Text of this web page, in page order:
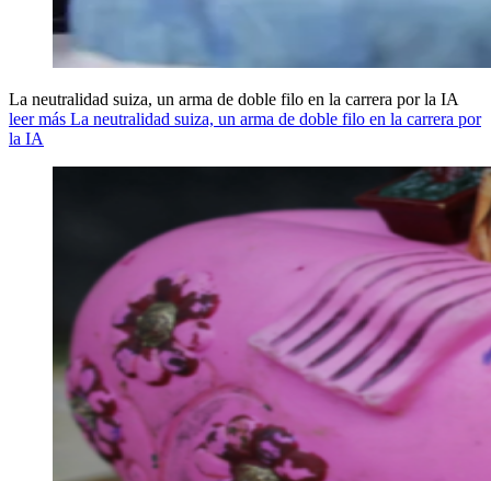
La neutralidad suiza, un arma de doble filo en la carrera por la IA
leer más La neutralidad suiza, un arma de doble filo en la carrera por
la IA